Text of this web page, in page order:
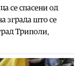
се спасени од
зграда што се
Триполи,